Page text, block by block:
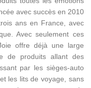
avec succès en 2010
ans en France, avec
Avec seulement ces
offre déjà une large
de produits allant des
par les sièges-auto
les lits de voyage, sans